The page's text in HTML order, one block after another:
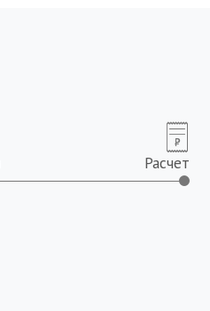
Расчет